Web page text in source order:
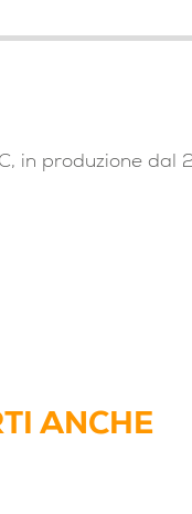
in produzione dal
ANCHE